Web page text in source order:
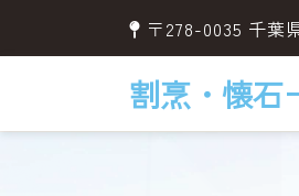
〒278-0035 千葉
割烹・懐石